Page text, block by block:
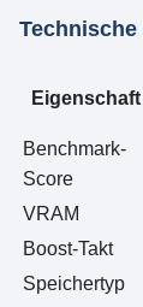
Eigenschaft
Benchmark-
Score
VRAM
Boost-Takt
Speichertyp